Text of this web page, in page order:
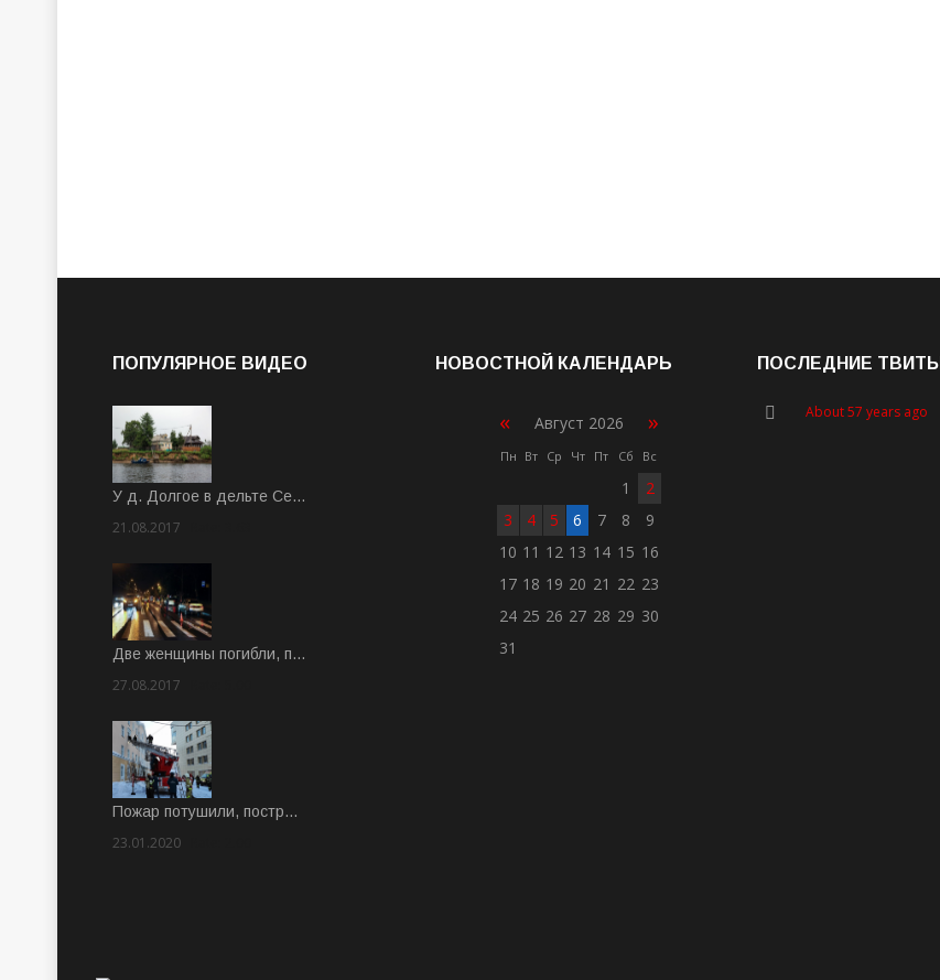
ПОПУЛЯРНОЕ ВИДЕО
У д. Долгое в дельте Се…
21.08.2017
Две женщины погибли, п…
27.08.2017
Пожар потушили, постр…
23.01.2020
НОВОСТНОЙ КАЛЕНДАРЬ
« Август 2026 »
Пн Вт Ср Чт Пт Сб Вс
1
2
3
4 5 6 7 8
9
10 11 12 13 14 15 16
17 18 19 20 21 22 23
24 25 26 27 28 29 30
31
ПОСЛЕДНИЕ ТВИТЫ
About 57 years ago